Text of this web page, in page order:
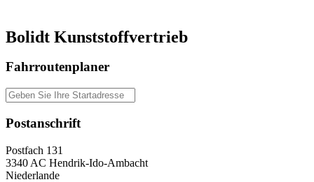
Bolidt Kunststoffvertrieb
Fahrroutenplaner
Postanschrift
Postfach 131
3340 AC Hendrik-Ido-Ambacht
Niederlande